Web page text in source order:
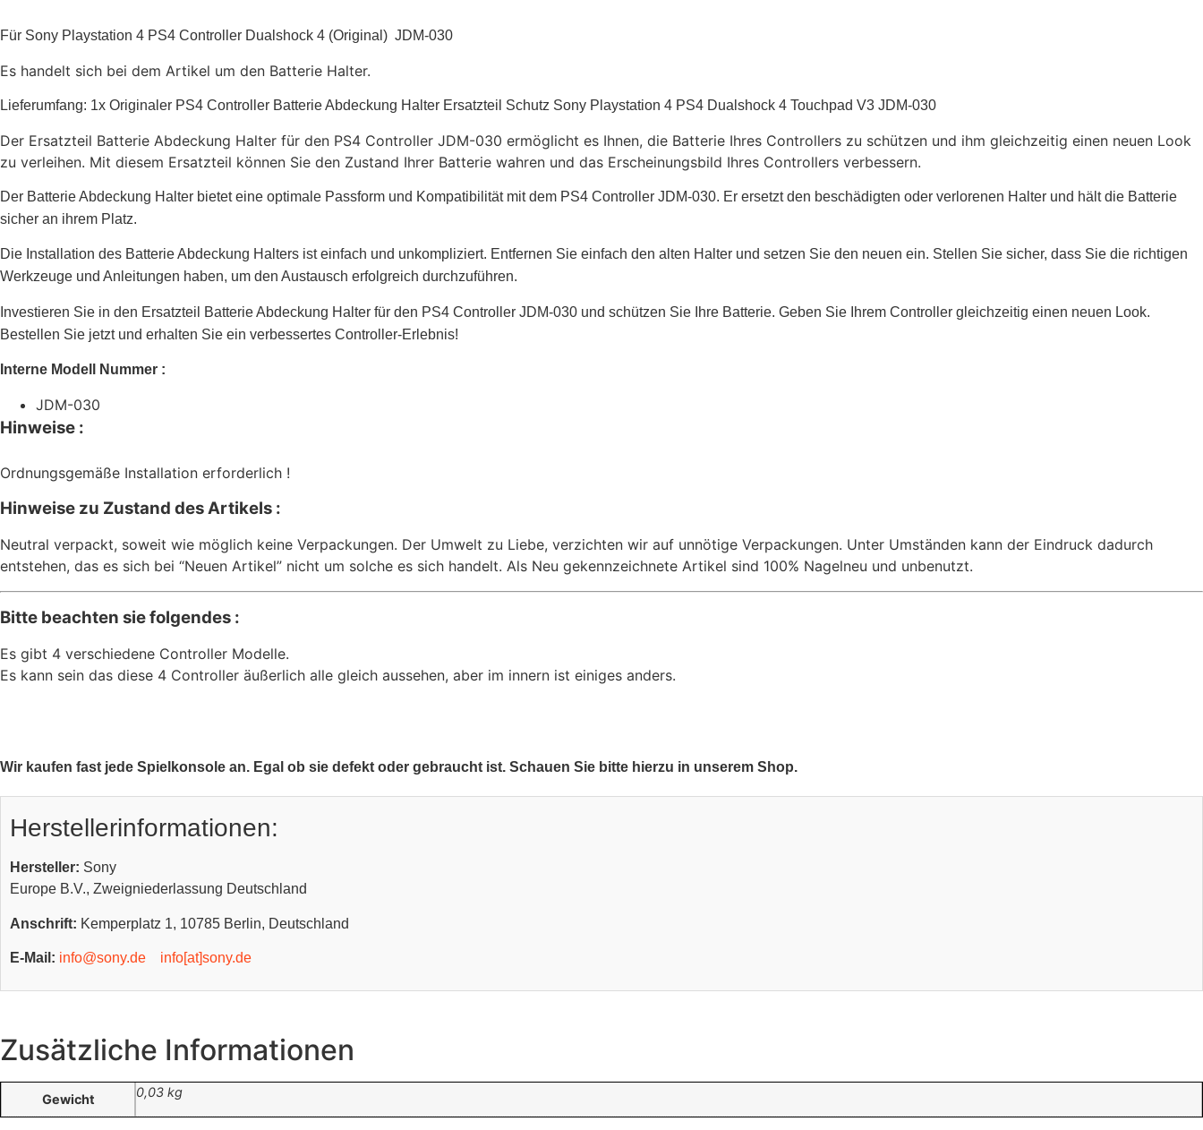
Für Sony Playstation 4 PS4 Controller Dualshock 4 (Original) JDM-030
Es handelt sich bei dem Artikel um den Batterie Halter.
Lieferumfang: 1x Originaler PS4 Controller Batterie Abdeckung Halter Ersatzteil Schutz Sony Playstation 4 PS4 Dualshock 4 Touchpad V3 JDM-030
Der Ersatzteil Batterie Abdeckung Halter für den PS4 Controller JDM-030 ermöglicht es Ihnen, die Batterie Ihres Controllers zu schützen und ihm gleichzeitig einen neuen Look
zu verleihen. Mit diesem Ersatzteil können Sie den Zustand Ihrer Batterie wahren und das Erscheinungsbild Ihres Controllers verbessern.
Der Batterie Abdeckung Halter bietet eine optimale Passform und Kompatibilität mit dem PS4 Controller JDM-030. Er ersetzt den beschädigten oder verlorenen Halter und hält die Batterie
sicher an ihrem Platz.
Die Installation des Batterie Abdeckung Halters ist einfach und unkompliziert. Entfernen Sie einfach den alten Halter und setzen Sie den neuen ein. Stellen Sie sicher, dass Sie die richtigen
Werkzeuge und Anleitungen haben, um den Austausch erfolgreich durchzuführen.
Investieren Sie in den Ersatzteil Batterie Abdeckung Halter für den PS4 Controller JDM-030 und schützen Sie Ihre Batterie. Geben Sie Ihrem Controller gleichzeitig einen neuen Look.
Bestellen Sie jetzt und erhalten Sie ein verbessertes Controller-Erlebnis!
Interne Modell Nummer :
JDM-030
Hinweise :
Ordnungsgemäße Installation erforderlich !
Hinweise zu Zustand des Artikels :
Neutral verpackt, soweit wie möglich keine Verpackungen. Der Umwelt zu Liebe, verzichten wir auf unnötige Verpackungen. Unter Umständen kann der Eindruck dadurch
entstehen, das es sich bei “Neuen Artikel” nicht um solche es sich handelt. Als Neu gekennzeichnete Artikel sind 100% Nagelneu und unbenutzt.
Bitte beachten sie folgendes :
Es gibt 4 verschiedene Controller Modelle.
Es kann sein das diese 4 Controller äußerlich alle gleich aussehen, aber im innern ist einiges anders.
Wir kaufen fast jede Spielkonsole an. Egal ob sie defekt oder gebraucht ist. Schauen Sie bitte hierzu in unserem Shop.
Herstellerinformationen:
Hersteller: Sony
Europe B.V., Zweigniederlassung Deutschland
Anschrift: Kemperplatz 1, 10785 Berlin, Deutschland
E-Mail: info@sony.de info[at]sony.de
Zusätzliche Informationen
Gewicht 0,03 kg